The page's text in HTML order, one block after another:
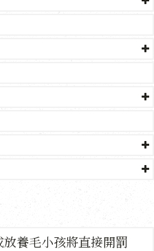
養毛小孩將直接開罰